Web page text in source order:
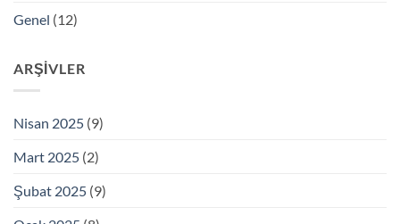
Genel (12)
ARŞIVLER
Nisan 2025 (9)
Mart 2025 (2)
Şubat 2025 (9)